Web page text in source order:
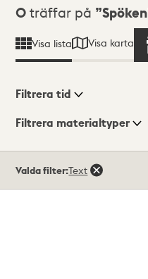
Sökresultat
0 träffar på Spöken
Visa lista Visa karta
Visningsläge
Filtrera tid
Filtrera materialtyper
träffar
Valda filter:Text